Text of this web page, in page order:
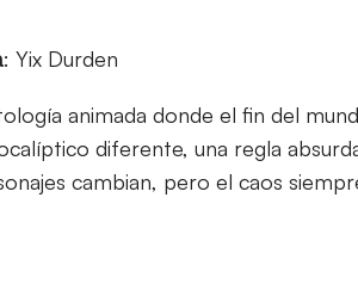
: Yix Durden
animada donde el fin del
diferente, una regla
cambian, pero el caos